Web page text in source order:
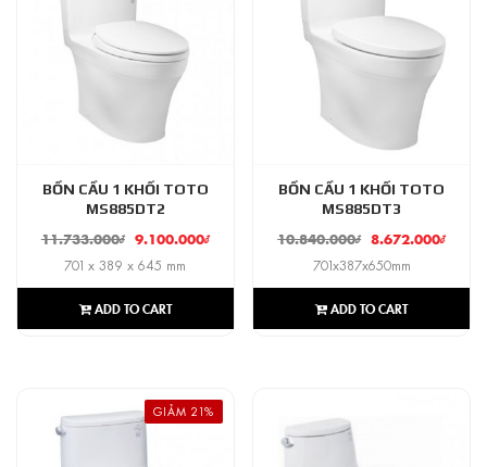
BỒN CẦU 1 KHỐI TOTO
MS885DT2
11.733.000₫ 9.100.000₫
701 x 389 x 645 mm
ADD TO CART
BỒN CẦU 1 KHỐI TOTO
MS885DT3
10.840.000₫ 8.672.000₫
701x387x650mm
ADD TO CART
GIẢM 21%